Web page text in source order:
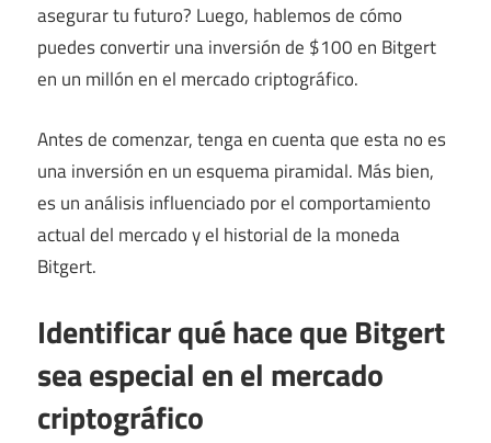
asegurar tu futuro? Luego, hablemos de cómo
puedes convertir una inversión de $100 en Bitgert
en un millón en el mercado criptográfico.
Antes de comenzar, tenga en cuenta que esta no es
una inversión en un esquema piramidal. Más bien,
es un análisis influenciado por el comportamiento
actual del mercado y el historial de la moneda
Bitgert.
Identificar qué hace que Bitgert
sea especial en el mercado
criptográfico